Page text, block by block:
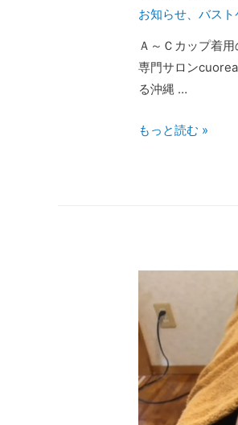
お知らせ 、バスト
Ａ～Ｃカップ着
専門サロン
る沖縄 …
もっと読む »